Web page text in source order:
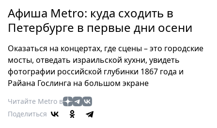
Россия
Мир
Еда
Туризм
Мода
Театр
Кино
Афиша
Афиша Metro: куда сходить в
Петербурге в первые дни осени
Оказаться на концертах, где сцены – это городские
мосты, отведать израильской кухни, увидеть
фотографии российской глубинки 1867 года и
Райана Гослинга на большом экране
Читайте Metro в
Поделиться